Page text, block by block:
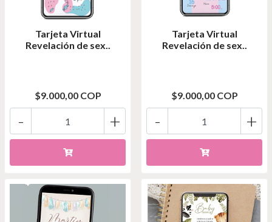
Tarjeta Virtual
Revelación de sex..
$9.000,00 COP
+
-
Tarjeta Virtual
Revelación de sex..
$9.000,00 COP
+
-